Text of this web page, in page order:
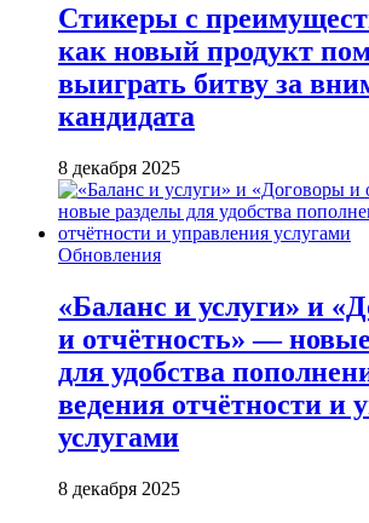
Стикеры с
как новый продукт
выиграть битву за
кандидата
8 декабря 2025
Обновления
«Баланс и услуги» и
и отчётность» —
для удобства
ведения отчётности и
услугами
8 декабря 2025